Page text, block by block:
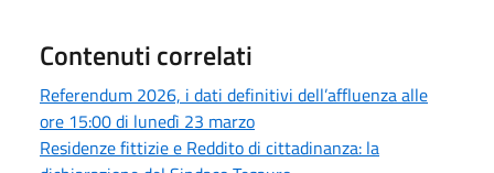
Contenuti correlati
Referendum 2026, i dati definitivi dell’affluenza alle
ore 15:00 di lunedì 23 marzo
Residenze fittizie e Reddito di cittadinanza: la